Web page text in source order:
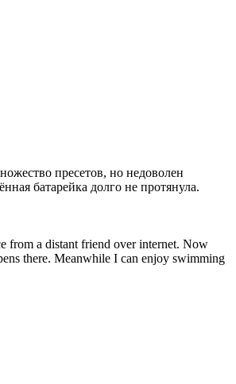
пресетов, но недоволен
батарейка долго не протянула.
from a distant friend over internet. Now
there. Meanwhile I can enjoy swimming